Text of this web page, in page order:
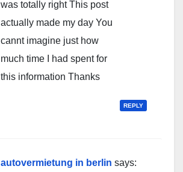
was totally right This post
actually made my day You
cannt imagine just how
much time I had spent for
this information Thanks
REPLY
autovermietung in berlin says: